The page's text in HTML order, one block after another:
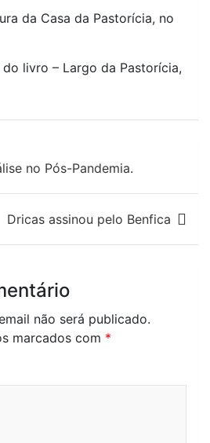
da Casa da Pastorícia, no
do livro – Largo da Pastorícia,
no Pós-Pandemia.
Dricas assinou pelo Benfica
não será publicado.
marcados com *